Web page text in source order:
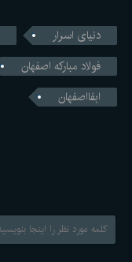
دنیای اسرار
فولاد مبارکه اصفهان
ابفااصفهان